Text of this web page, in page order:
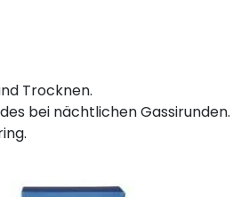
Trocknen.
bei nächtlichen Gassirunden.